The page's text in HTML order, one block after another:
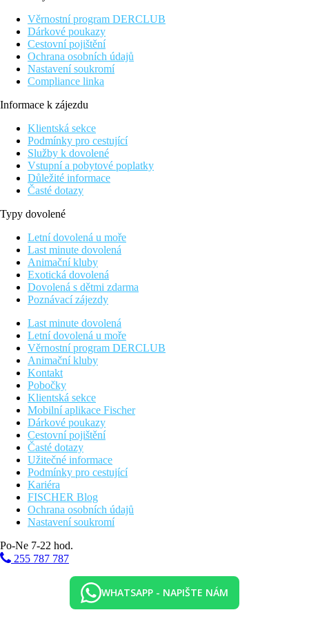
Fotogalerie
Věrnostní program DERCLUB
Dárkové poukazy
Cestovní pojištění
Ochrana osobních údajů
Nastavení soukromí
Compliance linka
Informace k zájezdu
Klientská sekce
Podmínky pro cestující
Služby k dovolené
Vstupní a pobytové poplatky
Důležité informace
Časté dotazy
Typy dovolené
Letní dovolená u moře
Last minute dovolená
Animační kluby
Exotická dovolená
Dovolená s dětmi zdarma
Poznávací zájezdy
Last minute dovolená
Letní dovolená u moře
Věrnostní program DERCLUB
Animační kluby
Kontakt
Pobočky
Klientská sekce
Mobilní aplikace Fischer
Dárkové poukazy
Cestovní pojištění
Časté dotazy
Užitečné informace
Podmínky pro cestující
Kariéra
FISCHER Blog
Ochrana osobních údajů
Nastavení soukromí
Po-Ne 7-22 hod.
255 787 787
WHATSAPP - NAPIŠTE NÁM